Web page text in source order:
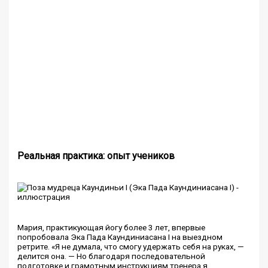
Реальная практика: опыт учеников
Мария, практикующая йогу более 3 лет, впервые
попробовала Эка Пада Каундиниасана I на выездном
ретрите. «Я не думала, что смогу удержать себя на руках, —
делится она. — Но благодаря последовательной
подготовке и грамотным инструкциям тренера я